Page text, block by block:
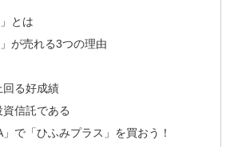
とは
が売れる3つの理由
る好成績
信託である
」で「ひふみプラス」を買おう！